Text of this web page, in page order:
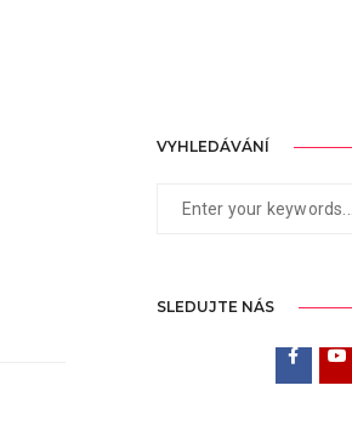
VYHLEDÁVÁNÍ
SLEDUJTE NÁS